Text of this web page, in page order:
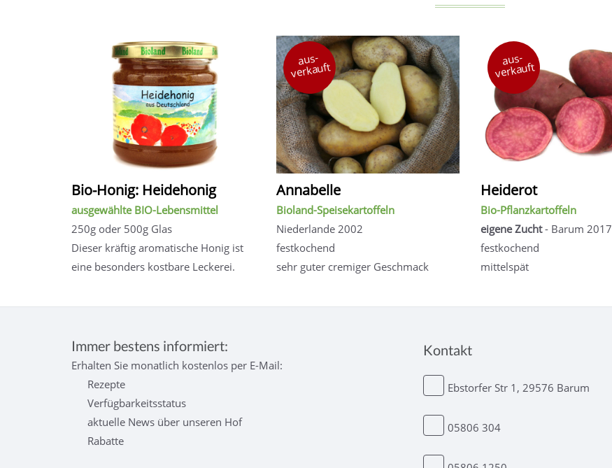
Bio-Honig: Heidehonig
ausgewählte BIO-Lebensmittel
250g oder 500g Glas
Dieser kräftig aromatische Honig ist
eine besonders kostbare Leckerei.
aus-
verkauft
Annabelle
Bioland-Speisekartoffeln
Niederlande 2002
festkochend
sehr guter cremiger Geschmack
aus-
verkauft
Heiderot
Bio-Pflanzkartoffeln
eigene Zucht- Barum 2017
festkochend
mittelspät
Immer bestens informiert:
Erhalten Sie monatlich kostenlos per E-Mail:
Rezepte
Verfügbarkeitsstatus
aktuelle News über unseren Hof
Rabatte
Kontakt
Ebstorfer Str 1, 29576 Barum
05806 304